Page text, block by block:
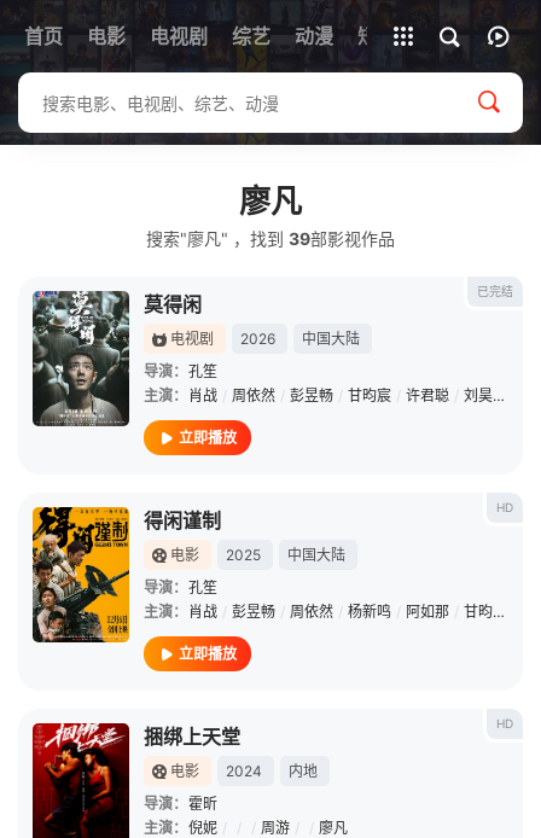
首页 电影 电视剧 综艺 动漫 短剧
全部影片
廖凡
搜索"廖凡" ，找到 39部影视作品
已完结
莫得闲
电视剧 2026
中国大陆
导演： 孔笙
主演：
肖战 / 周依然 / 彭昱畅 / 甘昀宸 / 许君聪 / 刘昊然
立即播放
HD
得闲谨制
电影 2025
中国大陆
导演： 孔笙
主演：
肖战 / 彭昱畅 / 周依然 / 杨新鸣 / 阿如那 / 甘昀宸
立即播放
HD
捆绑上天堂
电影 2024
内地
导演： 霍昕
主演： 倪妮 / / / 周游 / / 廖凡